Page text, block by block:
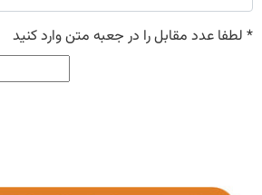
* لطفا عدد مقابل را در جعبه متن وارد کنید